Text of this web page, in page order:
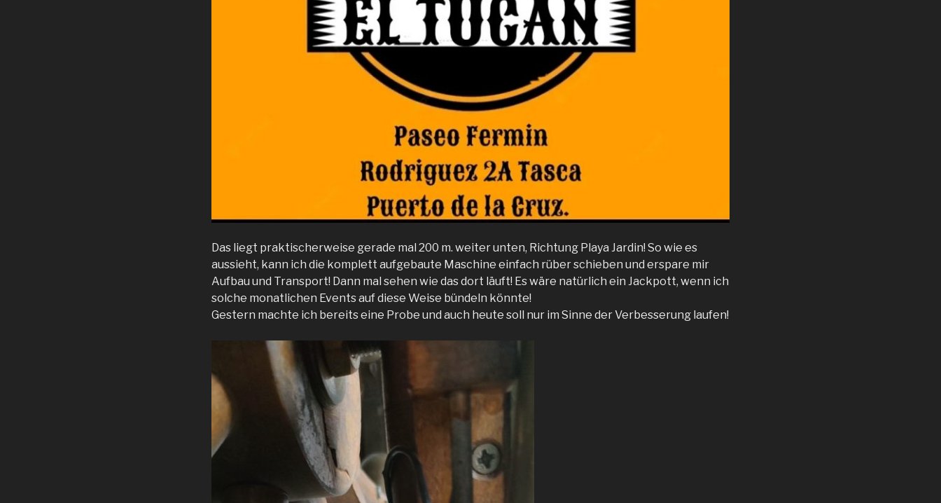
Das liegt praktischerweise gerade mal 200 m. weiter unten, Richtung Playa Jardin! So wie es
aussieht, kann ich die komplett aufgebaute Maschine einfach rüber schieben und erspare mir
Aufbau und Transport! Dann mal sehen wie das dort läuft! Es wäre natürlich ein Jackpott, wenn ich
solche monatlichen Events auf diese Weise bündeln könnte!
Gestern machte ich bereits eine Probe und auch heute soll nur im Sinne der Verbesserung laufen!